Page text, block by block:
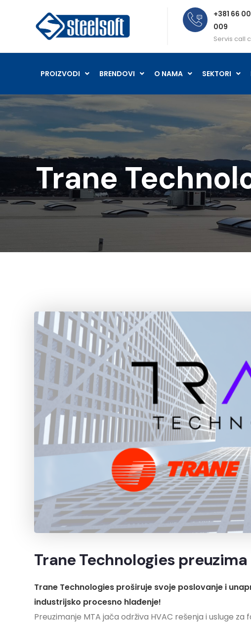
+381 66
009
Servis call
PROIZVODI BRENDOVI O NAMA SEKTORI
Trane
Trane Technologies preuzima
Trane Technologies proširuje svoje poslovanje i
industrijsko procesno hlađenje!
Preuzimanje MTA jača održiva HVAC rešenja i usluge